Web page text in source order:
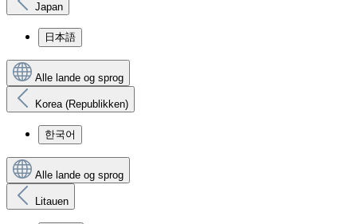
Japan
日本語
Alle lande og sprog
Korea (Republikken)
한국어
Alle lande og sprog
Litauen